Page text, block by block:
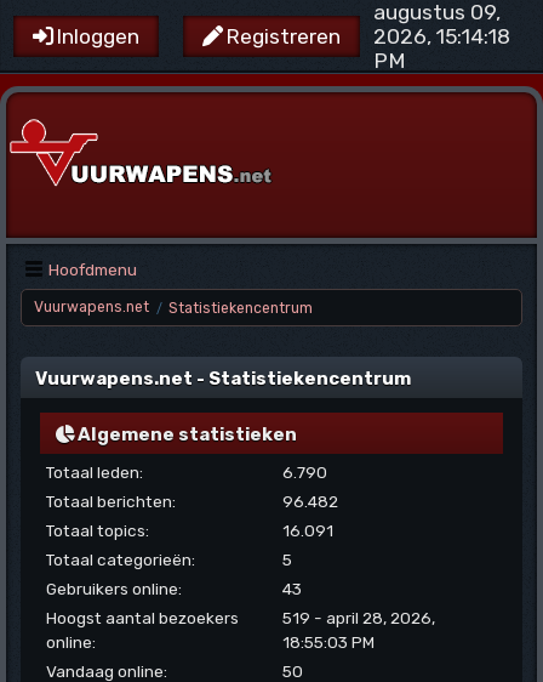
Inloggen Registreren
augustus 09,
2026, 15:14:18
PM
Hoofdmenu
Vuurwapens.net / Statistiekencentrum
Vuurwapens.net - Statistiekencentrum
Algemene statistieken
Totaal leden:
6.790
Totaal berichten:
96.482
Totaal topics:
16.091
Totaal categorieën:
5
Gebruikers online:
43
Hoogst aantal bezoekers
online:
519 - april 28, 2026,
18:55:03 PM
Vandaag online:
50